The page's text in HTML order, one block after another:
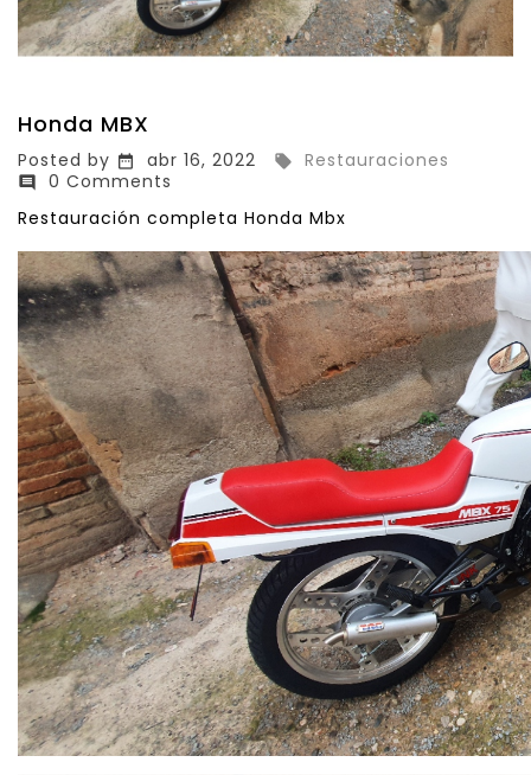
Honda MBX
Posted by  abr 16, 2022  Restauraciones

0 Comments
Restauración completa Honda Mbx